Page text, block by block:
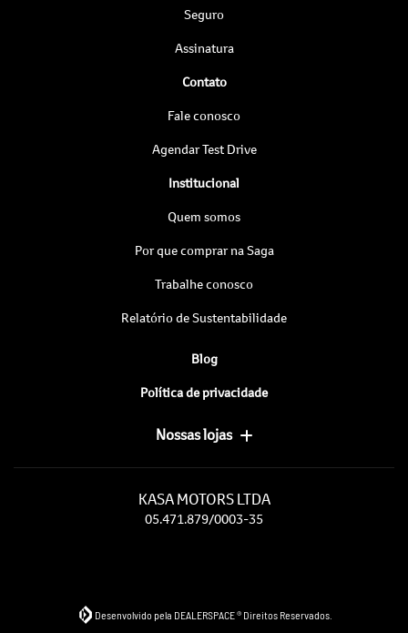
Seguro
Assinatura
Contato
Fale conosco
Agendar Test Drive
Institucional
Quem somos
Por que comprar na Saga
Trabalhe conosco
Relatório de Sustentabilidade
Blog
Política de privacidade
Nossas lojas
KASA MOTORS LTDA
05.471.879/0003-35
Desenvolvido pela DEALERSPACE ® Direitos Reservados.